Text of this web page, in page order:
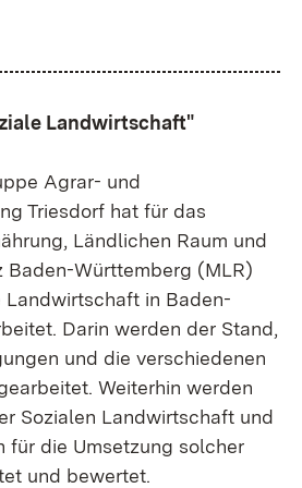
Landwirtschaft"
Agrar- und
Triesdorf hat für das
Ländlichen Raum und
Baden-Württemberg (MLR)
Landwirtschaft in Baden-
Darin werden der Stand,
und die verschiedenen
Weiterhin werden
Sozialen Landwirtschaft und
für die Umsetzung solcher
und bewertet.